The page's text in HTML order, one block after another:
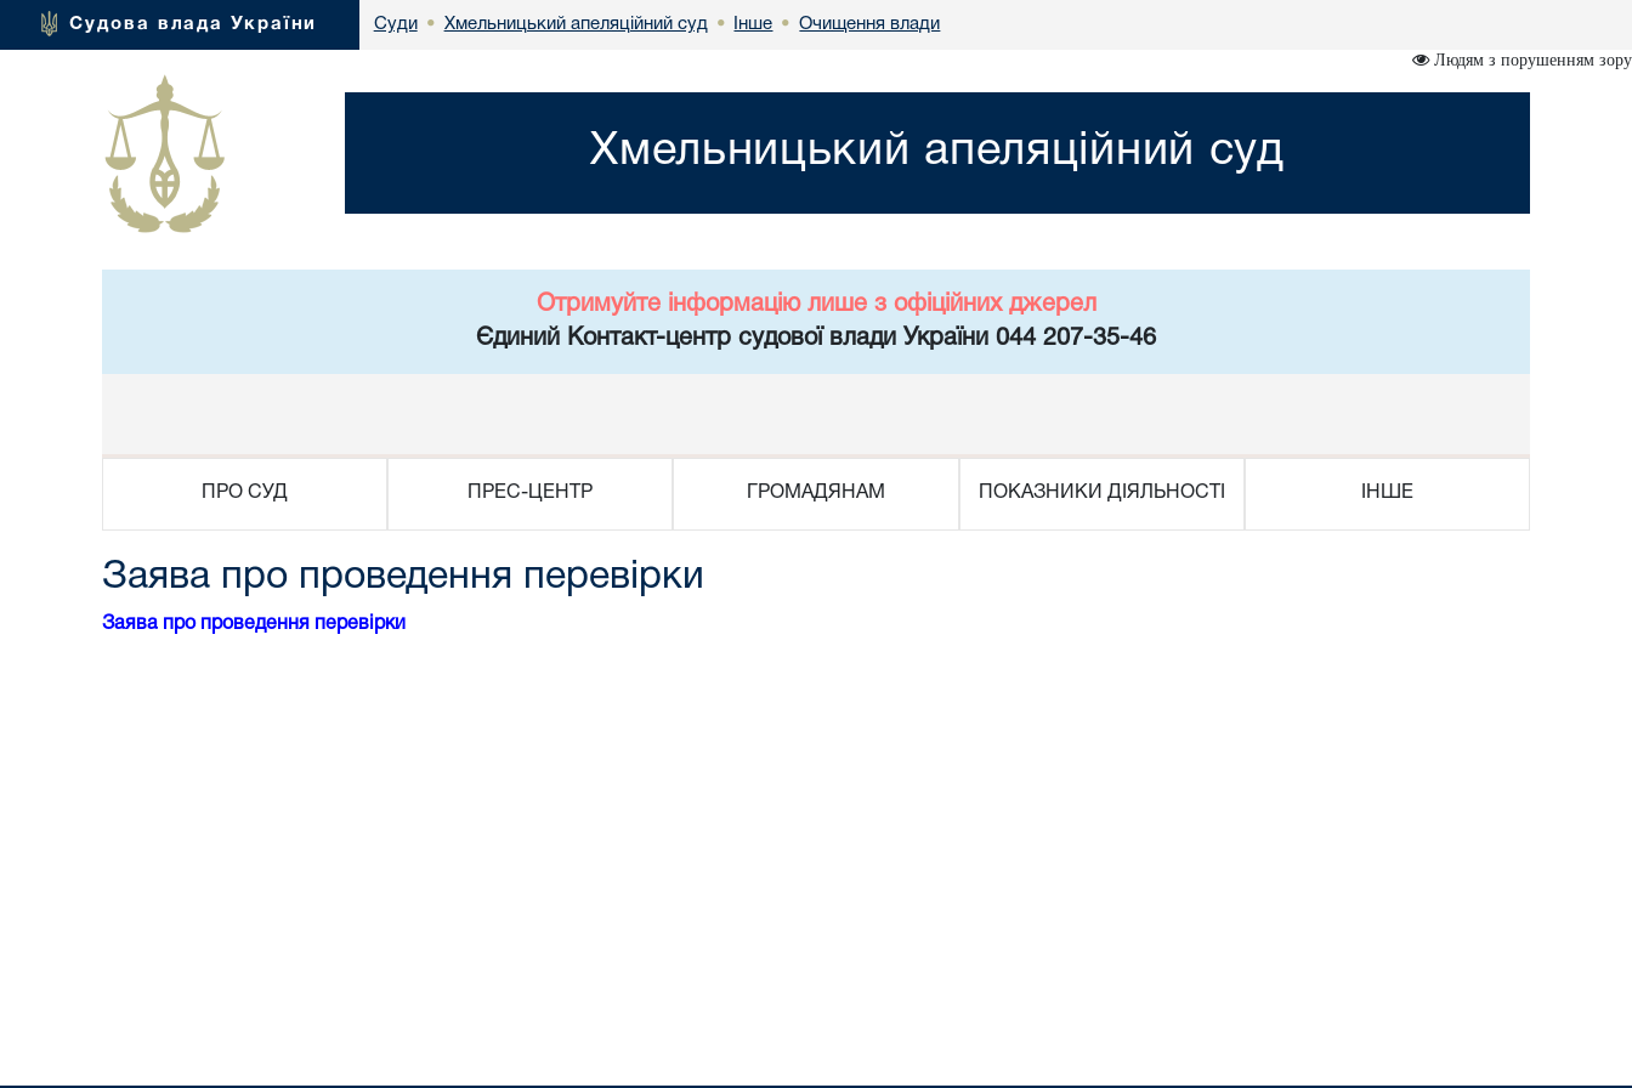
Судова влада України Суди • Хмельницький апеляційний суд • Інше • Очищення влади
Людям з порушенням зору
Хмельницький апеляційний суд
Отримуйте інформацію лише з офіційних джерел
Єдиний Контакт-центр судової влади України 044 207-35-46
ПРО СУД ПРЕС-ЦЕНТР ГРОМАДЯНАМ ПОКАЗНИКИ ДІЯЛЬНОСТІ ІНШЕ
Заява про проведення перевірки
Заява про проведення перевірки